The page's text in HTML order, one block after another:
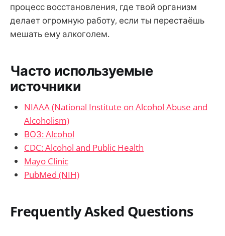
процесс восстановления, где твой организм
делает огромную работу, если ты перестаёшь
мешать ему алкоголем.
Часто используемые
источники
NIAAA (National Institute on Alcohol Abuse and
Alcoholism)
ВОЗ: Alcohol
CDC: Alcohol and Public Health
Mayo Clinic
PubMed (NIH)
Frequently Asked Questions